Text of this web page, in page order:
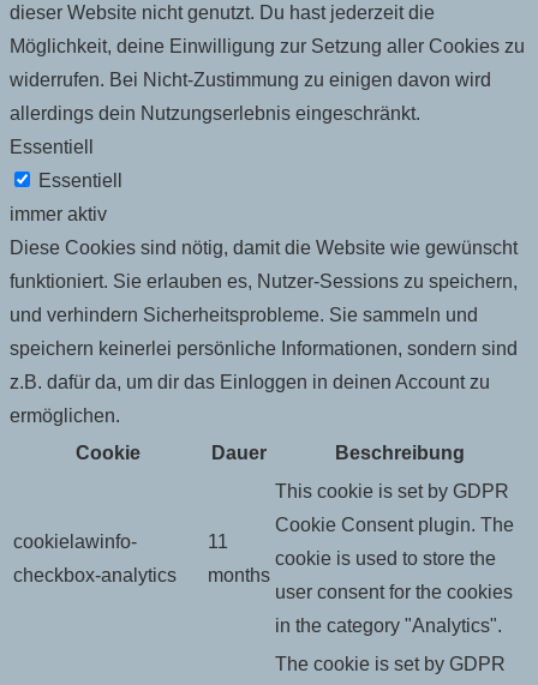
dieser Website nicht genutzt. Du hast jederzeit die
Möglichkeit, deine Einwilligung zur Setzung aller Cookies zu
widerrufen. Bei Nicht-Zustimmung zu einigen davon wird
allerdings dein Nutzungserlebnis eingeschränkt.
Essentiell
Essentiell
immer aktiv
Diese Cookies sind nötig, damit die Website wie gewünscht
funktioniert. Sie erlauben es, Nutzer-Sessions zu speichern,
und verhindern Sicherheitsprobleme. Sie sammeln und
speichern keinerlei persönliche Informationen, sondern sind
z.B. dafür da, um dir das Einloggen in deinen Account zu
ermöglichen.
Cookie
Dauer Beschreibung
cookielawinfo-
checkbox-analytics
11
months
This cookie is set by GDPR
Cookie Consent plugin. The
cookie is used to store the
user consent for the cookies
in the category "Analytics".
The cookie is set by GDPR